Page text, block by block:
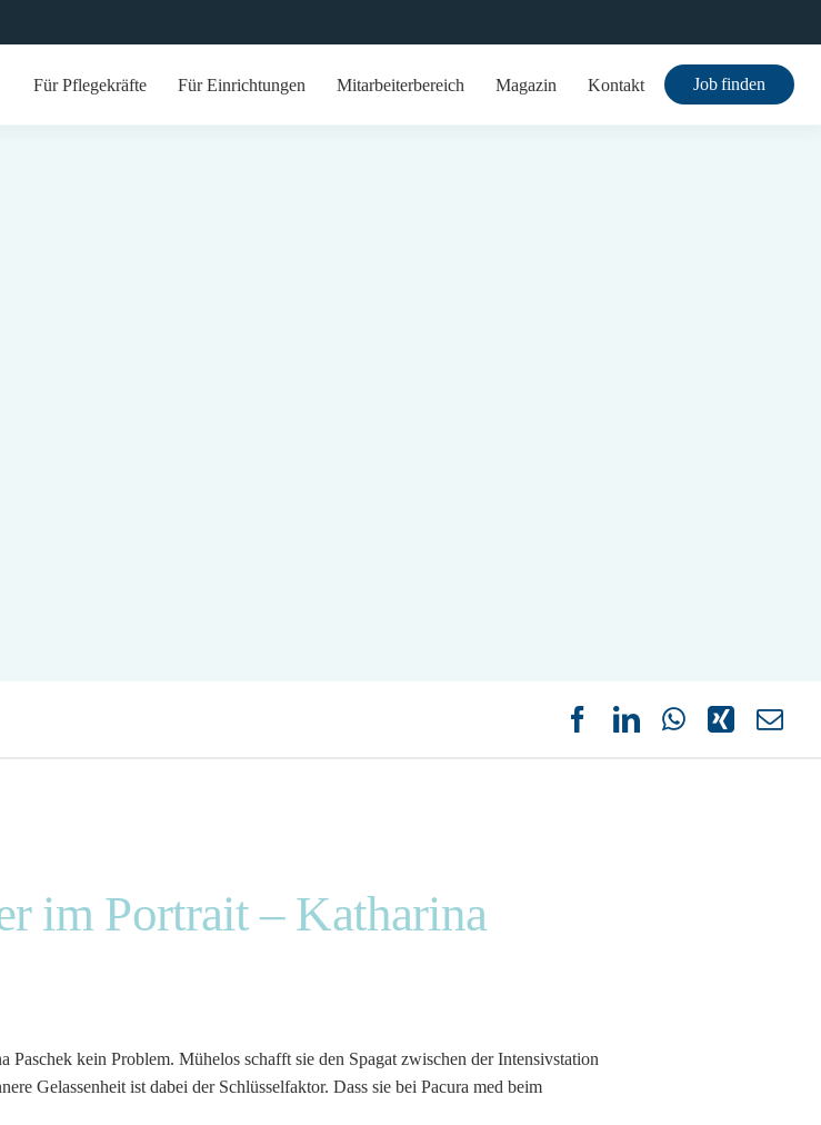
Für Pflegekräfte Für Einrichtungen Mitarbeiterbereich Magazin Kontakt Job finden
im Portrait – Katharina
kein Problem. Mühelos schafft sie den Spagat zwischen der Intensivstation
Gelassenheit ist dabei der Schlüsselfaktor. Dass sie bei Pacura med beim